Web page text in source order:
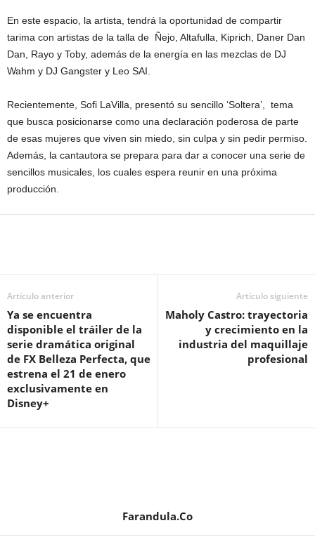
En este espacio, la artista, tendrá la oportunidad de compartir
tarima con artistas de la talla de Ñejo, Altafulla, Kiprich, Daner Dan
Dan, Rayo y Toby, además de la energía en las mezclas de DJ
Wahm y DJ Gangster y Leo SAI.
Recientemente, Sofi LaVilla, presentó su sencillo ‘Soltera’, tema
que busca posicionarse como una declaración poderosa de parte
de esas mujeres que viven sin miedo, sin culpa y sin pedir permiso.
Además, la cantautora se prepara para dar a conocer una serie de
sencillos musicales, los cuales espera reunir en una próxima
producción.
Artículo anterior
Ya se encuentra
disponible el tráiler de la
serie dramática original
de FX Belleza Perfecta, que
estrena el 21 de enero
exclusivamente en
Disney+
Artículo siguiente
Maholy Castro: trayectoria
y crecimiento en la
industria del maquillaje
profesional
Farandula.Co